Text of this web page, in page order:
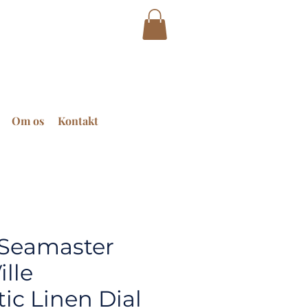
Om os Kontakt
Linen Dial